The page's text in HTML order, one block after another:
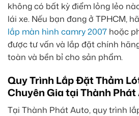
không có bất kỳ điểm lỏng lẻo
lái xe. Nếu bạn đang ở TPHCM,
lắp màn hình camry 2007 hoặc
được tư vấn và lắp đặt chính
toàn và bền bỉ cho sản phẩm.
Quy Trình Lắp Đặt Thảm
Chuyên Gia tại Thành Phát
Tại Thành Phát Auto, quy trình